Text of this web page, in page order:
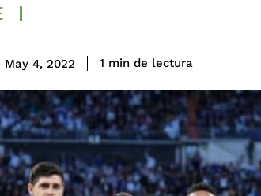
May 4, 2022 1 min de lectura